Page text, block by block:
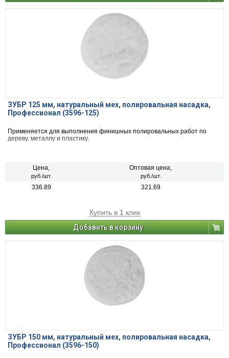
ЗУБР 125 мм, натуральный мех, полировальная насадка,
Профессионал (3596-125)
Применяется для выполнения финишных полировальных работ по
дереву, металлу и пластику.
Цена,
руб./шт.
Оптовая цена,
руб./шт.
336.89 321.69
Купить в 1 клик
Добавить в корзину
ЗУБР 150 мм, натуральный мех, полировальная насадка,
Профессионал (3596-150)